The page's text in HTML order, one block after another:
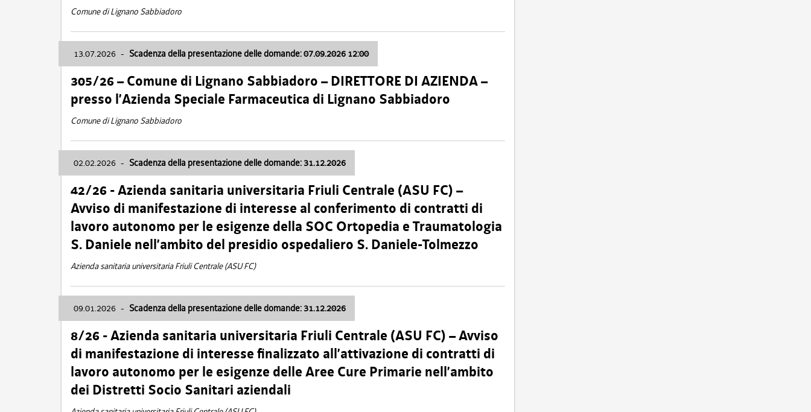
Comune di Lignano Sabbiadoro
13.07.2026 - Scadenza della presentazione delle domande: 07.09.2026 12:00
305/26 – Comune di Lignano Sabbiadoro – DIRETTORE DI AZIENDA –
presso l’Azienda Speciale Farmaceutica di Lignano Sabbiadoro
Comune di Lignano Sabbiadoro
02.02.2026 - Scadenza della presentazione delle domande: 31.12.2026
42/26 - Azienda sanitaria universitaria Friuli Centrale (ASU FC) –
Avviso di manifestazione di interesse al conferimento di contratti di
lavoro autonomo per le esigenze della SOC Ortopedia e Traumatologia
S. Daniele nell’ambito del presidio ospedaliero S. Daniele-Tolmezzo
Azienda sanitaria universitaria Friuli Centrale (ASU FC)
09.01.2026 - Scadenza della presentazione delle domande: 31.12.2026
8/26 - Azienda sanitaria universitaria Friuli Centrale (ASU FC) – Avviso
di manifestazione di interesse finalizzato all’attivazione di contratti di
lavoro autonomo per le esigenze delle Aree Cure Primarie nell’ambito
dei Distretti Socio Sanitari aziendali